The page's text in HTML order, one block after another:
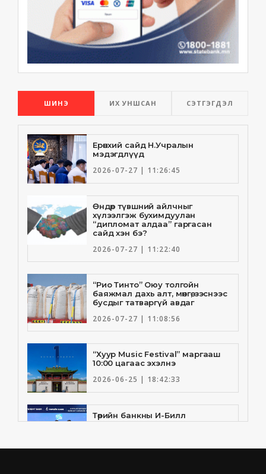
ШИНЭ ИХ УНШСАН СЭТГЭГДЭЛ
Ерөнхий сайд Н.Учралын
мэдэгдлүүд
2026-07-27 | 11:26:45
Өндөр түвшний айлчныг
хүлээлгэж бухимдуулан
“дипломат алдаа” гаргасан
сайд хэн бэ?
2026-07-27 | 11:22:40
“Рио Тинто” Оюу толгойн
баяжмал дахь алт, мөнгө, зэснээс
бусдыг татваргүй авдаг
2026-07-27 | 11:08:56
“Хуур Music Festival” маргааш
10:00 цагаас эхэлнэ
2026-06-25 | 18:42:33
Төрийн банкны И-Билл
үйлчилгээнд Голомт банк
2026-06-25 | 9:33:55